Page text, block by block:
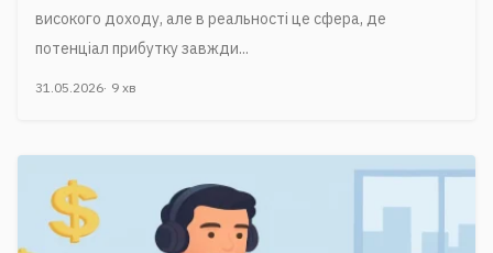
високого доходу, але в реальності це сфера, де
потенціал прибутку завжди...
31.05.2026 9 хв